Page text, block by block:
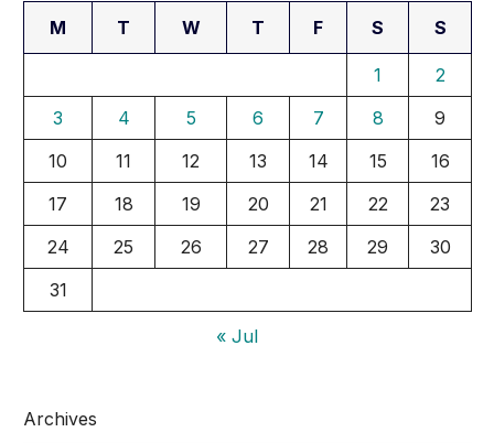
M T W T F S S
1
2
3
4 5 6 7 8
9
10
11 12 13 14 15
16
17
18 19 20 21 22
23
24
25 26 27 28 29
30
31
« Jul
Archives